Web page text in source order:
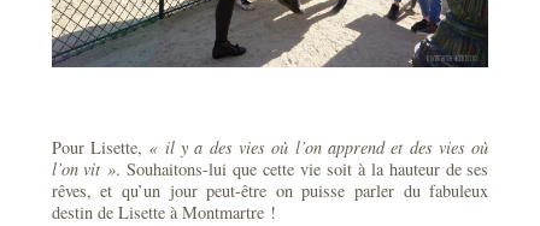
Pour Lisette, « il y a des vies où l’on apprend et des vies où
l’on vit ». Souhaitons-lui que cette vie soit à la hauteur de ses
rêves, et qu’un jour peut-être on puisse parler du fabuleux
destin de Lisette à Montmartre !